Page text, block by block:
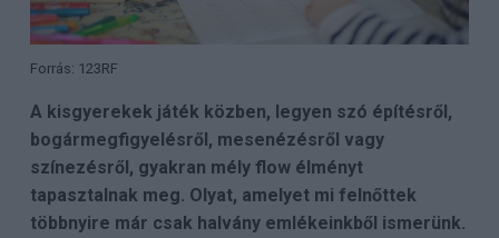
Forrás: 123RF
A kisgyerekek játék közben, legyen szó építésről,
bogármegfigyelésről, mesenézésről vagy
színezésről, gyakran mély flow élményt
tapasztalnak meg. Olyat, amelyet mi felnőttek
többnyire már csak halvány emlékeinkből ismerünk.